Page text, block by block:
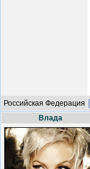
Российская Федерация
Влада